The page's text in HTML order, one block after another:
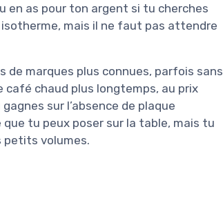
en as pour ton argent si tu cherches
mais il ne faut pas attendre
marques plus connues, parfois sans
chaud plus longtemps, au prix
sur l’absence de plaque
tu peux poser sur la table, mais tu
petits volumes.